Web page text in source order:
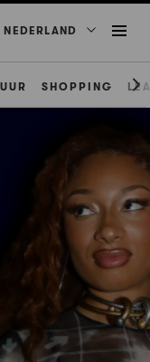
NEDERLAND
SHOPPING